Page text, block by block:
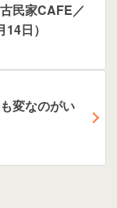
民家CAFE／
日）
変なのがい